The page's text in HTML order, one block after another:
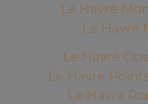
Le Havre
Le Havre
Le Havre
Le Havre
Le Havre